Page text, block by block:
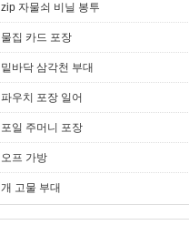
zip 자물쇠 비닐 봉투
물집 카드 포장
밑바닥 삼각천 부대
파우치 포장 일어
포일 주머니 포장
오프 가방
개 고물 부대